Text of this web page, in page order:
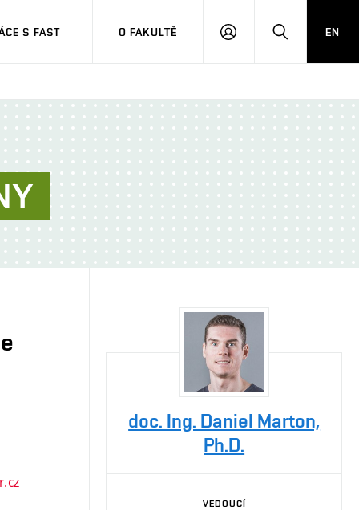
S FAST O FAKULTĚ
PŘIHLÁSITHLEDAT
EN
doc. Ing. Daniel Marton,
Ph.D.
VEDOUCÍ